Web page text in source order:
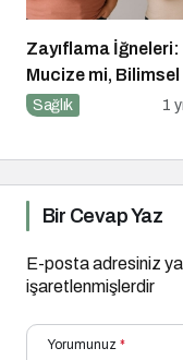
Zayıflama İğneleri:
Mucize mi, Bilimsel
Araç mı?
Sağlık 1
Bir Cevap Yaz
E-posta adresiniz
işaretlenmişlerdir
Yorumunuz *